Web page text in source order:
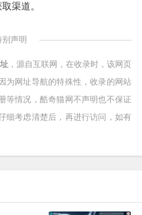
渠道。
别声明
，源自互联网，在收录时，该网页
为网址导航的特殊性，收录的网站
等情况，酷奇猫网不声明也不保证
细考虑清楚后，再进行访问，如有